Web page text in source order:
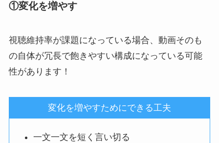
①変化を増やす
視聴維持率が課題になっている場合、 動画そのも
の自体が冗長で飽きやすい構成になっている可能
性があります！
変化を増やすためにできる工夫
一文一文を短く言い切る